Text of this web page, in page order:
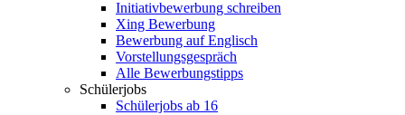
Initiativbewerbung schreiben
Xing Bewerbung
Bewerbung auf Englisch
Vorstellungsgespräch
Alle Bewerbungstipps
Schülerjobs
Schülerjobs ab 16